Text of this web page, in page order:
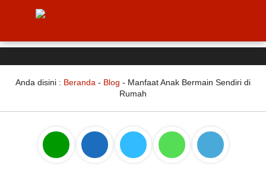
Anda disini : Beranda - Blog - Manfaat Anak Bermain Sendiri di
Rumah